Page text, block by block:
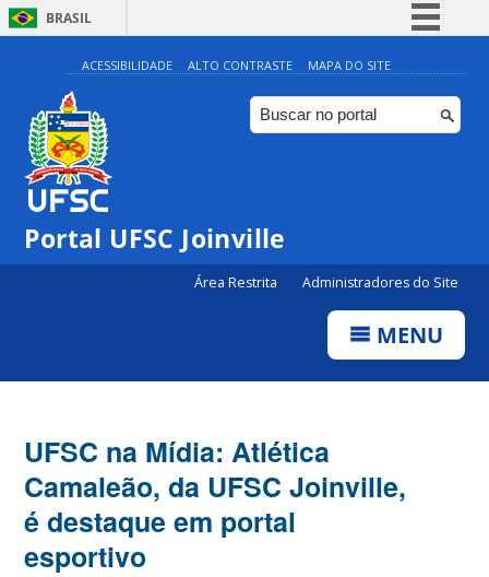
BRASIL
Simplifique!
Comunica BR
Participe
ACESSIBILIDADE ALTO CONTRASTE MAPA DO SITE
Portal UFSC Joinville
Área Restrita Administradores do Site
MENU
UFSC na Mídia: Atlética
Camaleão, da UFSC Joinville,
é destaque em portal
esportivo